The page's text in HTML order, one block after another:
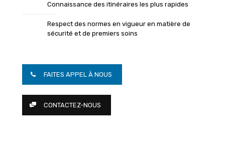
Connaissance des itinéraires les plus rapides
Respect des normes en vigueur en matière de
sécurité et de premiers soins
FAITES APPEL À NOUS
CONTACTEZ-NOUS